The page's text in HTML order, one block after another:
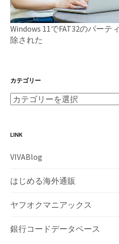
Windows 11でFAT32のパーテ
除された
カテゴリー
LINK
VIVABlog
はじめる海外通販
ヤフオクマニアックス
銀行コードデータベース